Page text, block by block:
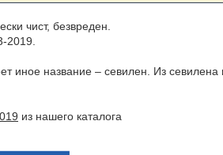
чист, безвреден.
2019.
название – севилен. Из севилена
из нашего каталога